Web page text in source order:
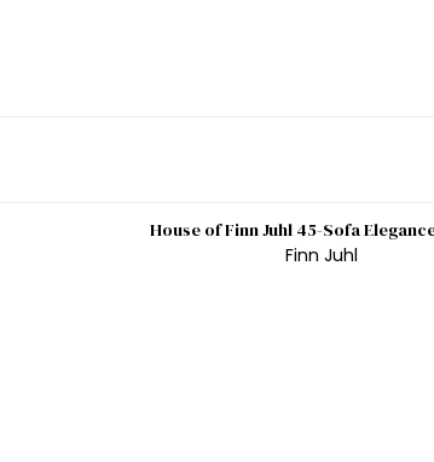
House of Finn Juhl 45-Sofa
Finn Juhl